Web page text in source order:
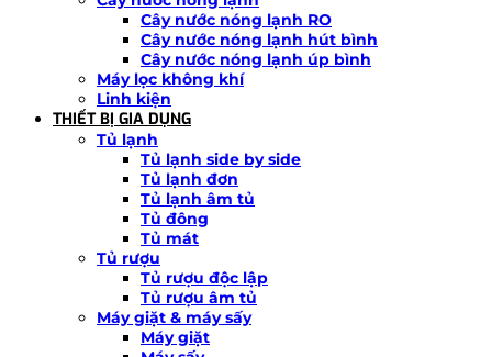
Cây nước nóng lạnh RO
Cây nước nóng lạnh hút bình
Cây nước nóng lạnh úp bình
Máy lọc không khí
Linh kiện
THIẾT BỊ GIA DỤNG
Tủ lạnh
Tủ lạnh side by side
Tủ lạnh đơn
Tủ lạnh âm tủ
Tủ đông
Tủ mát
Tủ rượu
Tủ rượu độc lập
Tủ rượu âm tủ
Máy giặt & máy sấy
Máy giặt